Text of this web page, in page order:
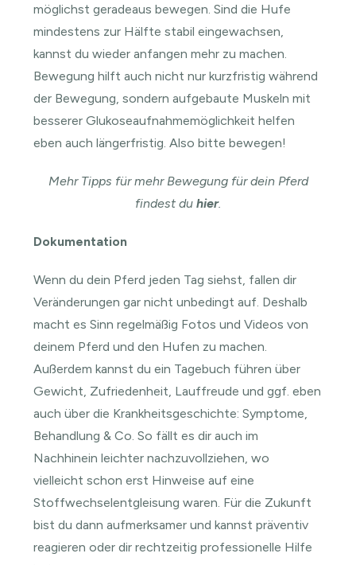
möglichst geradeaus bewegen. Sind die Hufe
mindestens zur Hälfte stabil eingewachsen,
kannst du wieder anfangen mehr zu machen.
Bewegung hilft auch nicht nur kurzfristig während
der Bewegung, sondern aufgebaute Muskeln mit
besserer Glukoseaufnahmemöglichkeit helfen
eben auch längerfristig. Also bitte bewegen!
Mehr Tipps für mehr Bewegung für dein Pferd
findest du hier.
Dokumentation
Wenn du dein Pferd jeden Tag siehst, fallen dir
Veränderungen gar nicht unbedingt auf. Deshalb
macht es Sinn regelmäßig Fotos und Videos von
deinem Pferd und den Hufen zu machen.
Außerdem kannst du ein Tagebuch führen über
Gewicht, Zufriedenheit, Lauffreude und ggf. eben
auch über die Krankheitsgeschichte: Symptome,
Behandlung & Co. So fällt es dir auch im
Nachhinein leichter nachzuvollziehen, wo
vielleicht schon erst Hinweise auf eine
Stoffwechselentgleisung waren. Für die Zukunft
bist du dann aufmerksamer und kannst präventiv
reagieren oder dir rechtzeitig professionelle Hilfe